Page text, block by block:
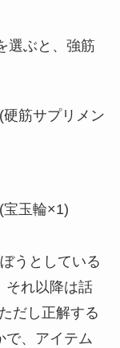
選ぶと、強筋
筋サプリメン
玉輪×1)
うとしている
それ以降は話
だし正解する
で、アイテム